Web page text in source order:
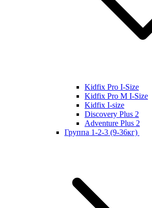
Kidfix Pro I-Size
Kidfix Pro M I-Size
Kidfix I-size
Discovery Plus 2
Adventure Plus 2
Группа 1-2-3 (9-36кг)